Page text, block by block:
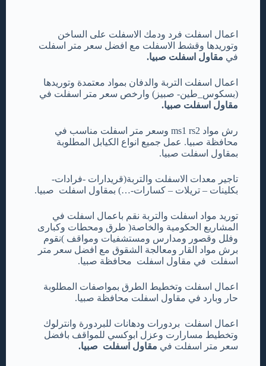
اعمال اسفلت فرد ودمك الاسفلت على الساخن
وتوريدها وقشط الاسفلت مع افضل سعر متر اسفلت
في مقاول اسفلت صبيا.
اعمال اسفلت التربة والدفان بمواد معتمدة وتوريدها
(بسكوس_طين- صبيز) وارخص سعر متر اسفلت في
مقاول اسفلت صبيا.
رش مواد ms1 rs2 وسعر متر اسفلت مناسب في
محافظة صبيا. عمل جميع انواع الكيابل المطلوبة
بمقاول اسفلت صبيا.
تاجير معدات الاسفلت والتربة(قريدارات -فرادات-
بكلينات – تريلات – كسارات-…) بمقاول اسفلت صبيا.
توريد مواد اسفلت والتربة نقم باعمال اسفلت في
المشاريع الحكومية والخاصة( طرق ومحطات وكبارى
وفلل وقصور ومدارس ومستشفيات ومواقف )نقوم
برش مواد القار ومعالجة الشقوق مع افضل سعر متر
اسفلت في مقاول اسفلت محافظة صبيا.
اعمال اسفلت وتخطيط الطرق بمواصفات المطلوبة
حار وبارد في مقاول اسفلت محافظة صبيا.
اعمال اسفلت بردورات ودهانات للبردورة وانترلوك
وتخطيط مسارارت وعزل ابوكسي للمواقف بافضل
سعر متر اسفلت في مقاول اسفلت صبيا.